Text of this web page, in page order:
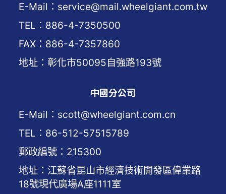
E-Mail：service@mail.wheelgiant.com.tw
TEL：886-4-7350500
FAX：886-4-7357860
地址：彰化市50095自強路193號
中國分公司
E-Mail：scott@wheelgiant.com.cn
TEL：86-512-57515789
郵政編號：215300
地址：江蘇省昆山市經濟技術開發區偉業路
18號現代廣場A座1111室